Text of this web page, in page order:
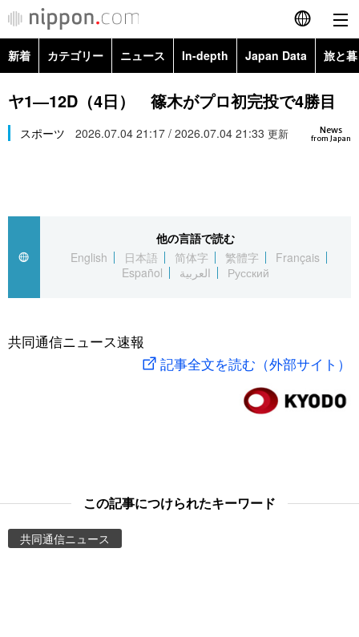
English
简体字
繁體字
العربية
社会
旅と暮らし
新着 カテゴリー ニュース In-depth Japan Data 旅と
政治・外交
経済・ビジネス
社会
文化
科学・技術
暮らし
Topics
Images
お知らせ
ヤ1―12D（4日） 篠木がプロ初完投で4勝目
News
from Japan
スポーツ 2026.07.04 21:17 / 2026.07.04 21:33 更新
他の言語で読む
English
日本語 简体字 繁體字
Français
Español
العربية Русский
共同通信ニュース速報
記事全文を読む（外部サイト）
この記事につけられたキーワード
共同通信ニュース